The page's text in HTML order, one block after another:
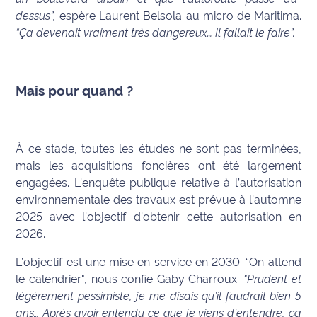
Ecouter
et voir
Qui
Devenir
annonceur
Recrutement
Mention
Conditions
générales
d'utilisation du
dessus”, espère Laurent Belsola au micro de Maritima.
“Ça devenait vraiment très dangereux… Il fallait le faire”.
Mais pour quand ?
À ce stade, toutes les études ne sont pas terminées,
mais les acquisitions foncières ont été largement
engagées. L’enquête publique relative à l’autorisation
environnementale des travaux est prévue à l’automne
2025 avec l’objectif d’obtenir cette autorisation en
2026.
L’objectif est une mise en service en 2030. “On attend
le calendrier", nous confie Gaby Charroux. "Prudent et
légèrement pessimiste, je me disais qu’il faudrait bien 5
ans… Après avoir entendu ce que je viens d’entendre, ça